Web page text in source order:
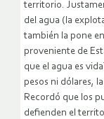
territorio.
del agua (la
también la pone
proveniente de
que el agua es
pesos ni dólares,
Recordó que los
defienden el